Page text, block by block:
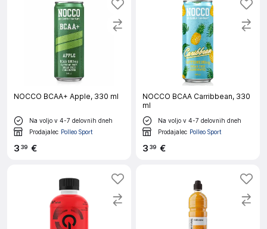
NOCCO BCAA+ Apple, 330 ml
Na voljo v 4-7 delovnih dneh
Prodajalec Polleo Sport
3 39 €
NOCCO BCAA Carribbean, 330
ml
Na voljo v 4-7 delovnih dneh
Prodajalec Polleo Sport
3 39 €